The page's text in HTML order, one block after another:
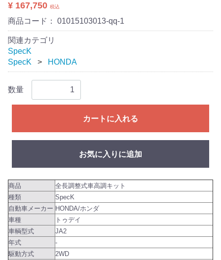
¥ 167,750 税込
商品コード： 01015103013-qq-1
関連カテゴリ
SpecK
SpecK
HONDA
数量
カートに入れる
お気に入りに追加
商品
全長調整式車高調キット
種類
SpecK
自動車メーカー HONDA/ホンダ
車種
トゥデイ
車輌型式
JA2
年式
-
駆動方式
2WD